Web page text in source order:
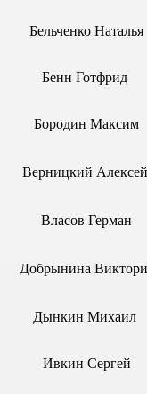
Бельченко Наталья
Бенн Готфрид
Бородин Максим
Верницкий Алексей
Власов Герман
Добрынина
Дынкин Михаил
Ивкин Сергей